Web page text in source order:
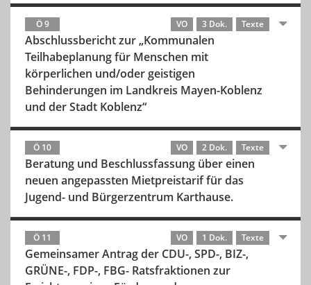
Ö 9 VO 3 Dok. Texte
Abschlussbericht zur „Kommunalen
Teilhabeplanung für Menschen mit
körperlichen und/oder geistigen
Behinderungen im Landkreis Mayen-Koblenz
und der Stadt Koblenz“
Ö 10 VO 2 Dok. Texte
Beratung und Beschlussfassung über einen
neuen angepassten Mietpreistarif für das
Jugend- und Bürgerzentrum Karthause.
Ö 11 VO 1 Dok. Texte
Gemeinsamer Antrag der CDU-, SPD-, BIZ-,
GRÜNE-, FDP-, FBG- Ratsfraktionen zur